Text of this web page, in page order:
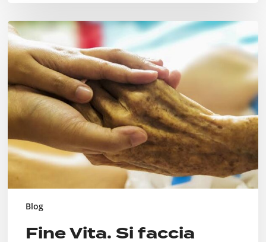
Blog
Fine
Vita.
Si
faccia
qualcosa.
Fine Vita. Si faccia